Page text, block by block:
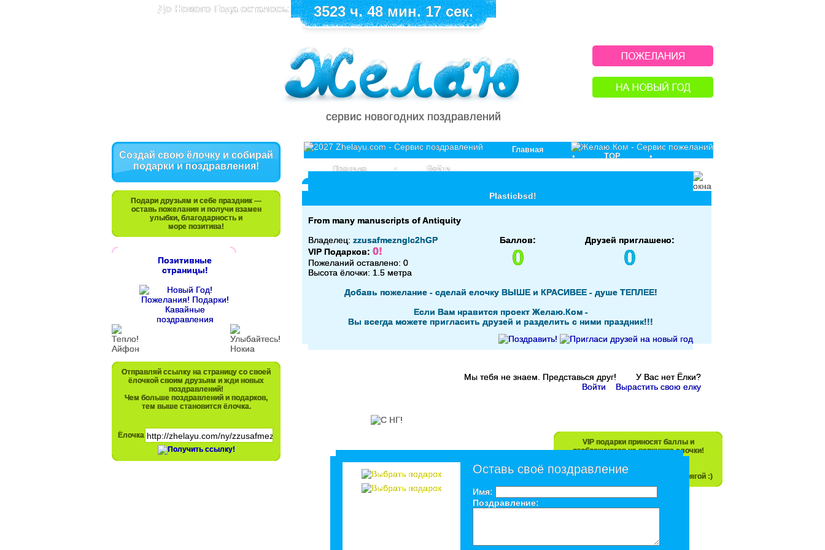
До Нового Года осталось: 3523 ч. 48 мин. 17 сек.
сервис новогодних поздравлений
Создай свою ёлочку и собирай
подарки и поздравления!
Подари друзьям и себе праздник —
оставь пожелания и получи взамен
улыбки, благодарность и
море позитива!
Позитивные
страницы!
Отправляй ссылку на страницу со своей
ёлочкой своим друзьям и жди новых
поздравлений!
Чем больше поздравлений и подарков,
тем выше становится ёлочка.
Ёлочка
Главная
• TOP
•
Правила
• Войти
Plasticbsd!
From many manuscripts of Antiquity
Владелец: zzusafmeznglc2hGP
VIP Подарков: 0!
Пожеланий оставлено: 0
Высота ёлочки: 1.5 метра
Баллов:
0
Друзей приглашено:
0
Добавь пожелание - сделай елочку ВЫШЕ и КРАСИВЕЕ - душе ТЕПЛЕЕ!
Если Вам нравится проект Желаю.Ком -
Вы всегда можете пригласить друзей и разделить с ними праздник!!!
VIP подарки приносят баллы и
отображаются на верхушке елочки!
Прояви свою любовь! Не будь скрягой :)
Мы тебя не знаем. Представься друг! У Вас нет Ёлки?
Войти
Вырастить свою елку
Оставь своё поздравление
Имя:
Поздравление: